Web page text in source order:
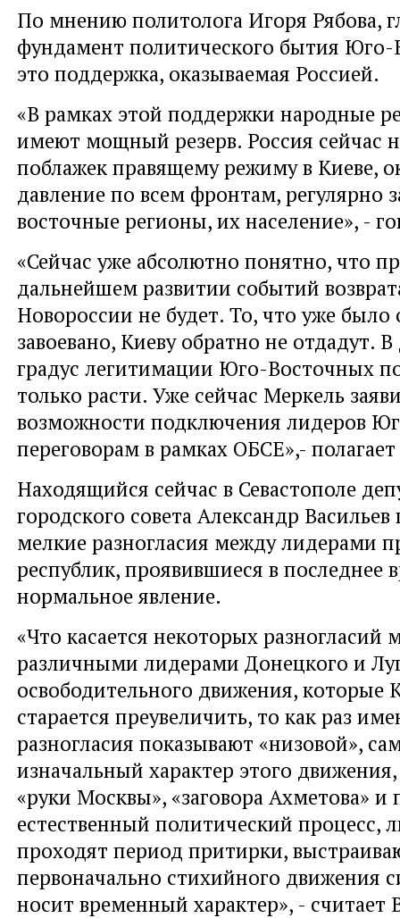
По мнению политолога Игоря Рябова,
фундамент политического бытия Юго-
это поддержка, оказываемая Россией.
«В рамках этой поддержки народные
имеют мощный резерв. Россия сейчас
поблажек правящему режиму в Киеве,
давление по всем фронтам,
восточные регионы, их население», -
«Сейчас уже абсолютно понятно, что
дальнейшем развитии событий
Новороссии не будет. То, что уже было
завоевано, Киеву обратно не отдадут.
градус легитимации Юго-Восточных
только расти. Уже сейчас Меркель
возможности подключения лидеров
переговорам в рамках ОБСЕ»,-
Находящийся сейчас в Севастополе
городского совета Александр Васильев
мелкие разногласия между лидерами
республик, проявившиеся в последнее
нормальное явление.
«Что касается некоторых разногласий
различными лидерами Донецкого и
освободительного движения, которые
старается преувеличить, то как раз
разногласия показывают «низовой»,
изначальный характер этого движения,
«руки Москвы», «заговора Ахметова»
естественный политический процесс,
проходят период притирки,
первоначально стихийного движения
носит временный характер», - считает